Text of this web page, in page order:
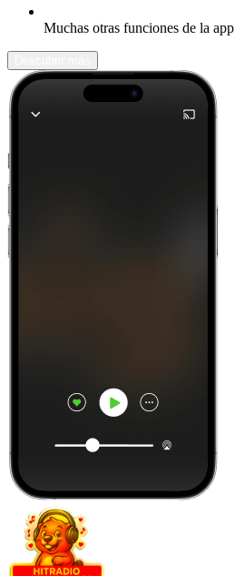
Muchas otras funciones de la app